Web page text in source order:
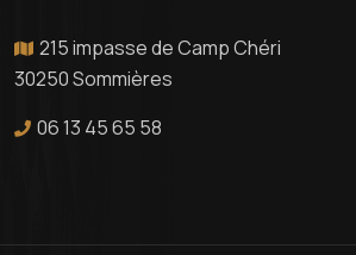
215 impasse de Camp Chéri
30250 Sommières
06 13 45 65 58